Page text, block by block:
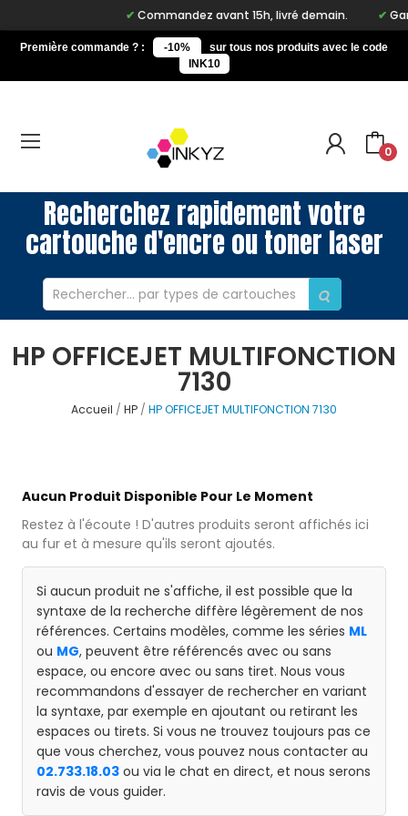
Commandez avant 15h, livré demain.
Première commande ? : -10%
sur tous nos produits avec le code
INK10
0
Recherchez rapidement votre
cartouche d'encre ou toner laser
HP OFFICEJET MULTIFONCTION
7130
Accueil HP HP OFFICEJET MULTIFONCTION 7130
Aucun Produit Disponible Pour Le Moment
Restez à l'écoute ! D'autres produits seront affichés ici
au fur et à mesure qu'ils seront ajoutés.
Si aucun produit ne s'affiche, il est possible que la
syntaxe de la recherche diffère légèrement de nos
références. Certains modèles, comme les séries ML
ou MG, peuvent être référencés avec ou sans
espace, ou encore avec ou sans tiret. Nous vous
recommandons d'essayer de rechercher en variant
la syntaxe, par exemple en ajoutant ou retirant les
espaces ou tirets. Si vous ne trouvez toujours pas ce
que vous cherchez, vous pouvez nous contacter au
02.733.18.03 ou via le chat en direct, et nous serons
ravis de vous guider.